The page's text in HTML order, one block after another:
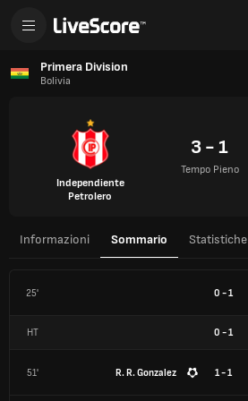
Primera Division
Bolivia
Independiente
Petrolero
3 - 1
Tempo Pieno
Informazioni Sommario Statistiche
25' 0 - 1
HT 0 -1
51' R. R. Gonzalez 1 - 1